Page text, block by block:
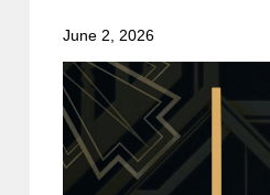
June 2, 2026